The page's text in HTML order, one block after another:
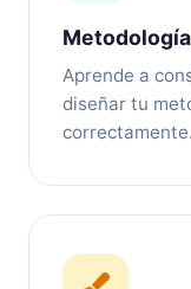
Aprende a
diseñar tu
correctamente.